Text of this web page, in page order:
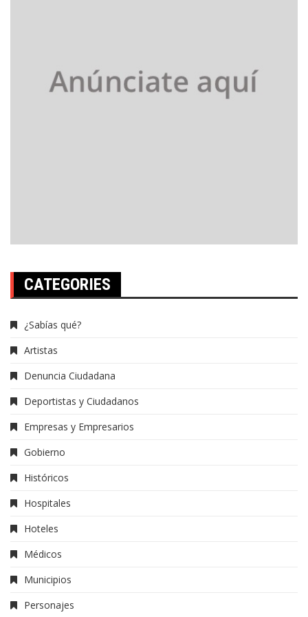
CATEGORIES
¿Sabías qué?
Artistas
Denuncia Ciudadana
Deportistas y Ciudadanos
Empresas y Empresarios
Gobierno
Históricos
Hospitales
Hoteles
Médicos
Municipios
Personajes